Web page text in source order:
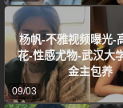
杨帆-不雅视频曝光-
花-性感尤物-武汉大
金主包养
09/03